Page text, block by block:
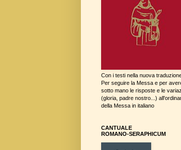
Con i testi nella nuova
Per seguire la Messa e per
sotto mano le risposte e le
(gloria, padre nostro...)
della Messa in italiano
CANTUALE
ROMANO-SERAPHICUM